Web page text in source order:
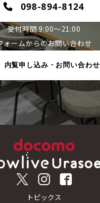
098-894-8124
受付時間 9:00～21:00
ォームからのお問い合わせ
内覧申し込み・お問い合わせ
トピックス